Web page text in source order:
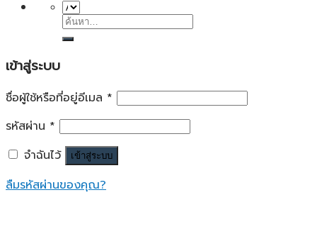
ค้นหา:
เข้าสู่ระบบ
ชื่อผู้ใช้หรือที่อยู่อีเมล *
รหัสผ่าน *
จำฉันไว้
เข้าสู่ระบบ
ลืมรหัสผ่านของคุณ?